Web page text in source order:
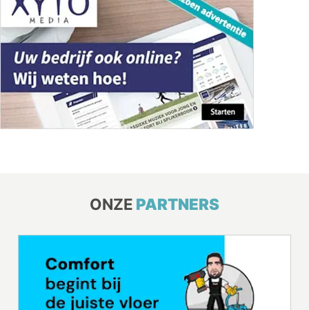
ONZE PARTNERS